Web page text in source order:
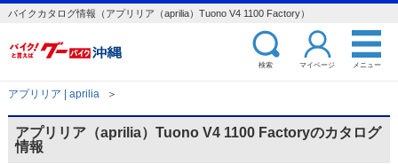
バイクカタログ情報（アプリリア（aprilia）Tuono V4 1100 Factory）
検索 マイページ メニュー
アプリリア | aprilia ＞
アプリリア（aprilia）Tuono V4 1100 Factoryのカタログ
情報